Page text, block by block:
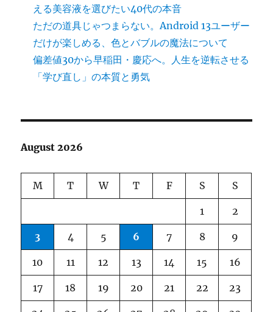
える美容液を選びたい40代の本音
ただの道具じゃつまらない。Android 13ユーザー
だけが楽しめる、色とバブルの魔法について
偏差値30から早稲田・慶応へ。人生を逆転させる
「学び直し」の本質と勇気
August 2026
M T W T F S S
1 2
3 4 5 6 7 8 9
10 11 12 13 14 15 16
17 18 19 20 21 22 23